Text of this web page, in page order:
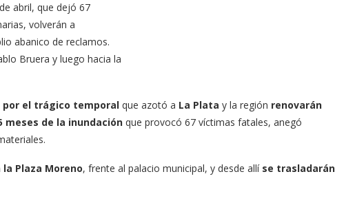
abril, que dejó 67
volverán a
abanico de reclamos.
Bruera y luego hacia la
el trágico temporal que azotó a La Plata y la región renovarán
meses de la inundación que provocó 67 víctimas fatales, anegó
Plaza Moreno, frente al palacio municipal, y desde allí se trasladarán